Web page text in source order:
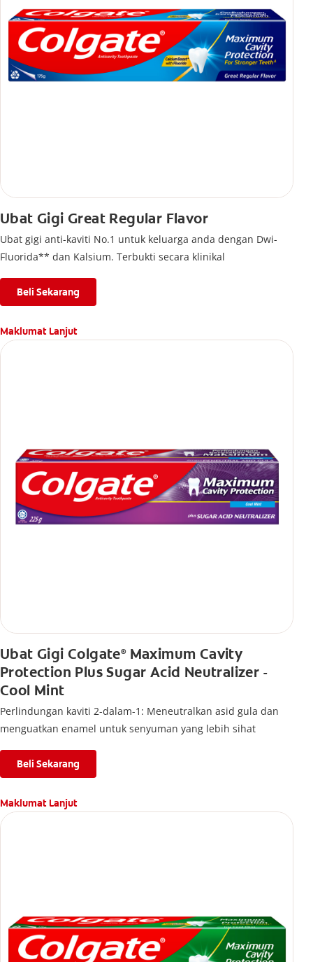
Ubat Gigi Great Regular Flavor
Ubat gigi anti-kaviti No.1 untuk keluarga anda dengan Dwi-
Fluorida** dan Kalsium. Terbukti secara klinikal
Beli Sekarang
Maklumat Lanjut
Ubat Gigi Colgate®Maximum Cavity
Protection Plus Sugar Acid Neutralizer -
Cool Mint
Perlindungan kaviti 2-dalam-1: Meneutralkan asid gula dan
menguatkan enamel untuk senyuman yang lebih sihat
Beli Sekarang
Maklumat Lanjut